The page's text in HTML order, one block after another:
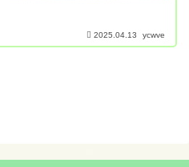
2025.04.13 ycwve